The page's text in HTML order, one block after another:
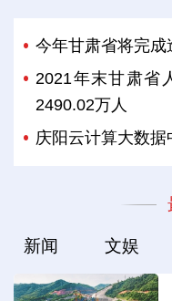
今年甘肃省将完成
2021年末甘肃省
2490.02万人
庆阳云计算大数
新闻 文娱